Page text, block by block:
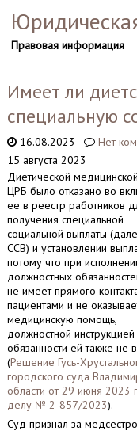
Правовая информация
Имеет ли
специальную
16.08.2023
Нет
15 августа 2023
Диетической
ЦРБ было отказано во
ее в реестр работников
получения специальной
социальной выплаты
ССВ) и установлении
потому что при
должностных
не имеет прямого
пациентами и не
медицинскую помощь,
должностной инструкцией
обязанности ей также не
(Решение Гусь-
городского суда
области от 29 июня 2023
делу № 2-857/2023).
Суд признал за